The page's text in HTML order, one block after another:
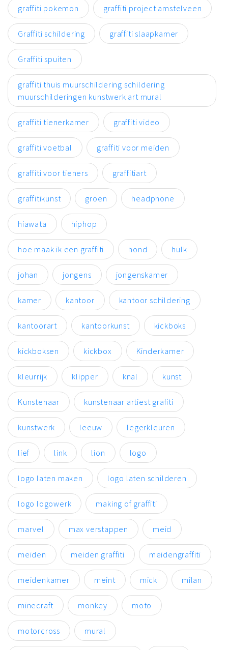
graffiti pokemon graffiti project amstelveen
Graffiti schildering graffiti slaapkamer
Graffiti spuiten
graffiti thuis muurschildering schildering
muurschilderingen kunstwerk art mural
graffiti tienerkamer graffiti video
graffiti voetbal graffiti voor meiden
graffiti voor tieners graffitiart
graffitikunst groen headphone
hiawata hiphop
hoe maak ik een graffiti hond hulk
johan jongens jongenskamer
kamer kantoor kantoor schildering
kantoorart kantoorkunst kickboks
kickboksen kickbox Kinderkamer
kleurrijk klipper knal kunst
Kunstenaar kunstenaar artiest grafiti
kunstwerk leeuw legerkleuren
lief link lion logo
logo laten maken logo laten schilderen
logo logowerk making of graffiti
marvel max verstappen meid
meiden meiden graffiti meidengraffiti
meidenkamer meint mick milan
minecraft monkey moto
motorcross mural